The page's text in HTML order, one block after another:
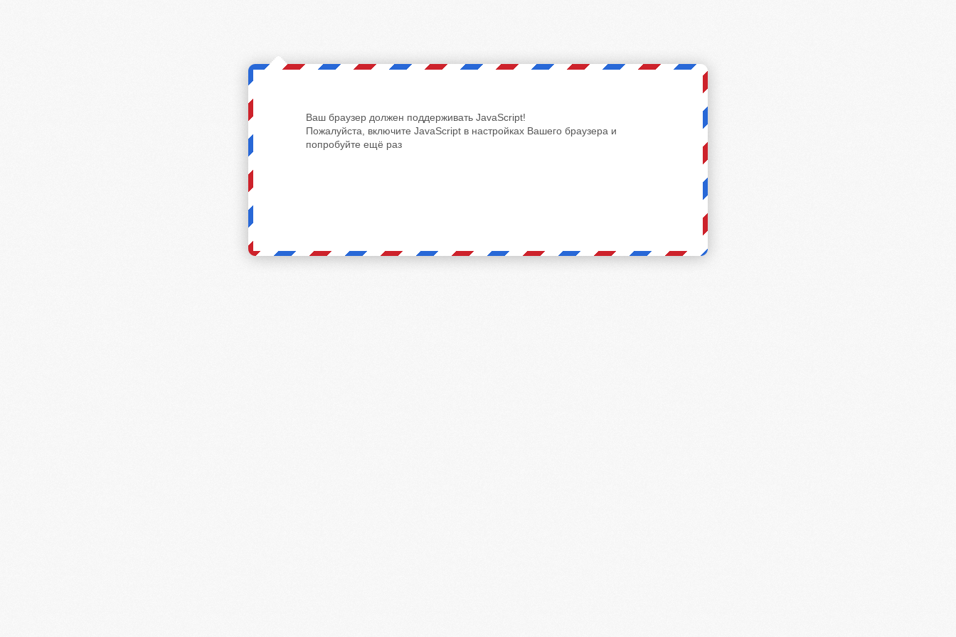
Ваш браузер должен поддерживать JavaScript!
Пожалуйста, включите JavaScript в настройках Вашего браузера и
попробуйте ещё раз